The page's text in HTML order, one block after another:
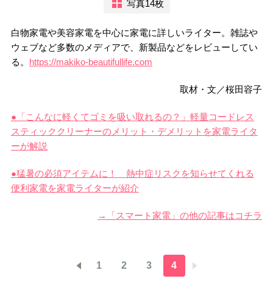
写真14枚
白物家電や美容家電を中心に家電に詳しいライター。雑誌や
ウェブなど多数のメディアで、新製品などをレビューしてい
る。
https://makiko-beautifullife.com
取材・文／桜田容子
●「こんなに軽くてゴミを吸い取れるの？」軽量コードレス
スティッククリーナーのメリット・デメリットを家電ライタ
ーが解説
●猛暑の必須アイテムに！ 熱中症リスクを知らせてくれる
便利家電を家電ライターが紹介
→「スマート家電」の他の記事はコチラ
1 2 3 4